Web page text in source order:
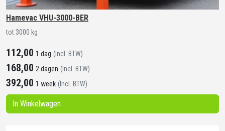
Hamevac VHU-3000-BER
tot 3000 kg
112,00 1 dag (Incl. BTW)
168,00 2 dagen (Incl. BTW)
392,00 1 week (Incl. BTW)
In Winkelwagen